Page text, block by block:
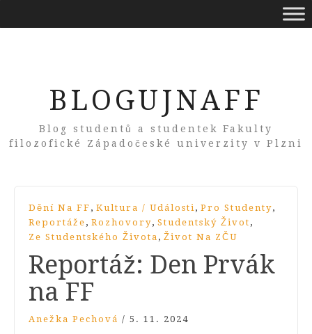
BLOGUJNAFF
Blog studentů a studentek Fakulty
filozofické Západočeské univerzity v Plzni
Dění Na FF , Kultura / Události, Pro Studenty,
Reportáže , Rozhovory, Studentský Život ,
Ze Studentského Života , Život Na ZČU
Reportáž: Den Prvák
na FF
Anežka Pechová / 5. 11. 2024